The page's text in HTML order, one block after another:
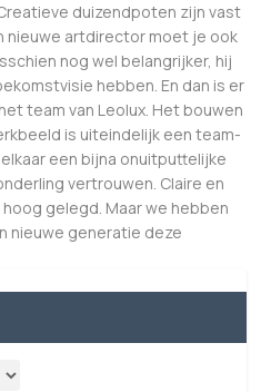
duizendpoten zijn vast
nieuwe artdirector moet je ook
nog wel belangrijker, hij
hebben. En dan is er
team van Leolux. Het bouwen
is uiteindelijk een team-
een bijna onuitputtelijke
vertrouwen. Claire en
gelegd. Maar we hebben
nieuwe generatie deze